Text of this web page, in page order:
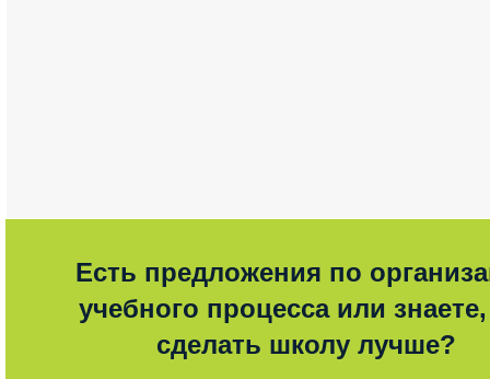
Есть предложения по
учебного процесса или знаете,
сделать школу лучше?